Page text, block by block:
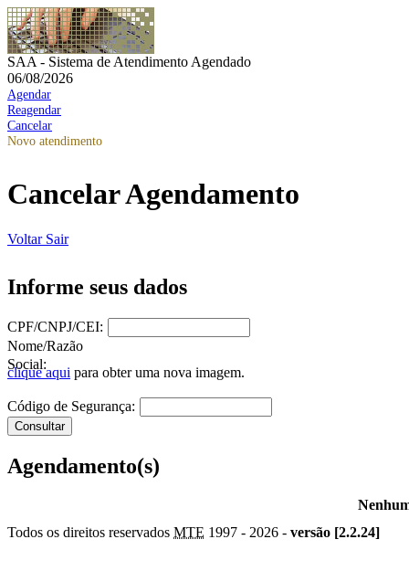
SAA - Sistema de Atendimento Agendado
06/08/2026
Agendar
Reagendar
Cancelar
Novo atendimento
Cancelar Agendamento
Voltar Sair
Informe seus dados
CPF/CNPJ/CEI:
Nome/Razão
Social:
clique aqui para obter uma nova imagem.
Código de Segurança:
Agendamento(s)
Todos os direitos reservados MTE 1997 - 2026 - versão [2.2.24]